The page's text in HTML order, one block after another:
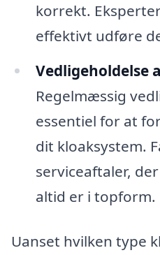
korrekt.
effektivt udføre
Vedligeholdelse
Regelmæssig
essentiel for at
dit kloaksystem.
serviceaftaler,
altid er i topform.
Uanset hvilken type